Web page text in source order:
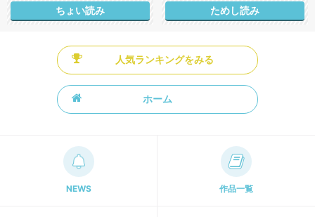
ちょい読み ためし読み
人気ランキングをみる
ホーム
NEWS 作品一覧